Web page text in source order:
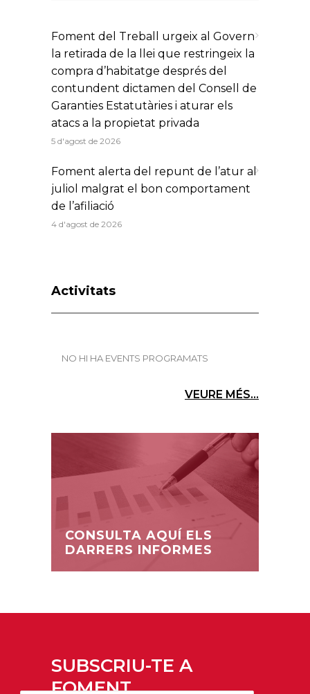
Foment del Treball urgeix al Govern
la retirada de la llei que restringeix la
compra d’habitatge després del
contundent dictamen del Consell de
Garanties Estatutàries i aturar els
atacs a la propietat privada
5 d'agost de 2026
Foment alerta del repunt de l’atur al
juliol malgrat el bon comportament
de l’afiliació
4 d'agost de 2026
Activitats
NO HI HA EVENTS PROGRAMATS
VEURE MÉS...
CONSULTA AQUÍ ELS
DARRERS INFORMES
SUBSCRIU-TE A
FOMENT